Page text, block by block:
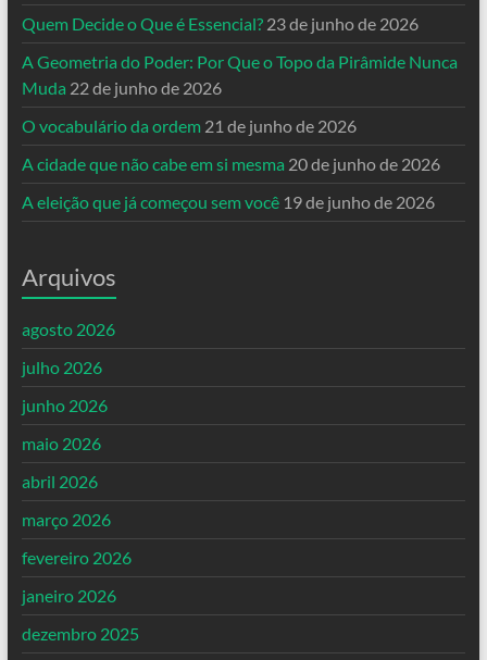
Quem Decide o Que é Essencial? 23 de junho de 2026
A Geometria do Poder: Por Que o Topo da Pirâmide Nunca
Muda 22 de junho de 2026
O vocabulário da ordem 21 de junho de 2026
A cidade que não cabe em si mesma 20 de junho de 2026
A eleição que já começou sem você 19 de junho de 2026
Arquivos
agosto 2026
julho 2026
junho 2026
maio 2026
abril 2026
março 2026
fevereiro 2026
janeiro 2026
dezembro 2025